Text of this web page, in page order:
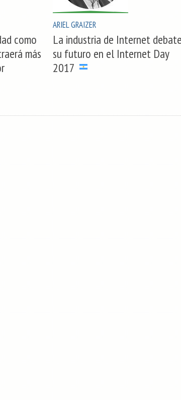
como
más
ARIEL GRAIZER
La industria de Internet
su futuro en el Internet Day
2017